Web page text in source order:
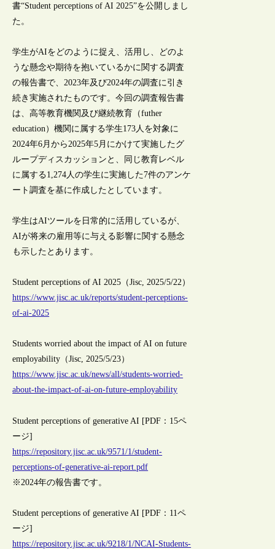
書“Student perceptions of AI 2025”を公開しまし
た。
学生がAIをどのように捉え、活用し、どのよ
うな懸念や期待を抱いているかに関する調査
の報告書で、2023年及び2024年の調査に引き
続き実施されたものです。今回の調査報告書
は、高等教育機関及び継続教育（futher
education）機関に属する学生173人を対象に
2024年6月から2025年5月にかけて実施したグ
ループディスカッションと、同じ教育レベル
に属する1,274人の学生に実施した7件のアンケ
ート調査を基に作成したとしています。
学生はAIツールを日常的に活用しているが、
AIが将来の雇用等に与える影響に関する懸念
も示したとあります。
Student perceptions of AI 2025（Jisc, 2025/5/22）
https://www.jisc.ac.uk/reports/student-perceptions-
of-ai-2025
Students worried about the impact of AI on future
employability（Jisc, 2025/5/23）
https://www.jisc.ac.uk/news/all/students-worried-
about-the-impact-of-ai-on-future-employability
Student perceptions of generative AI [PDF：15ペ
ージ]
https://repository.jisc.ac.uk/9571/1/student-
perceptions-of-generative-ai-report.pdf
※2024年の報告書です。
Student perceptions of generative AI [PDF：11ペ
ージ]
https://repository.jisc.ac.uk/9218/1/NCAI-Students-